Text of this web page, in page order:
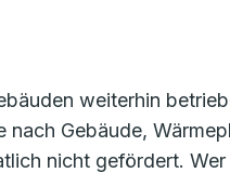
weiterhin
Gebäude,
nicht gefördert.